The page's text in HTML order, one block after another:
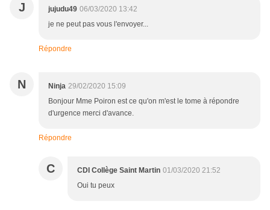
J jujudu49 06/03/2020 13:42
je ne peut pas vous l'envoyer...
Répondre
N Ninja 29/02/2020 15:09
Bonjour Mme Poiron est ce qu'on m'est le tome à répondre
d'urgence merci d'avance.
Répondre
C CDI Collège Saint Martin 01/03/2020 21:52
Oui tu peux